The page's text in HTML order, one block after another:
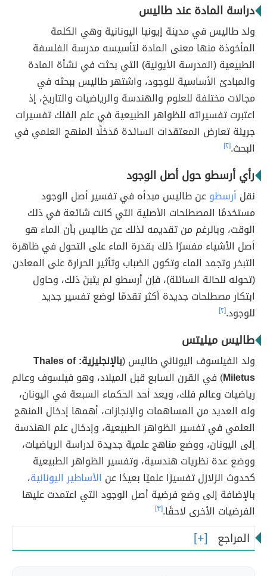
دراسة المادة عند طاليس
ولد طاليس في مدينة إيونيا اليونانية وهي الكلمة
المأخوذة منها معنى المادة لتأسيسه مدرسة الفلسفة
الطبيعية (المدرسة الأيونية) التي بحثت في نشأة المادة
والمبادئ الأساسية للوجود، واشتهر طاليس ببحثه في
مجالات مختلفة للعلوم والهندسة والرياضيات والتاريخ، إذ
اعتبرت تفسيراته للظواهر الطبيعية في علم الفلك تفسيرات
جريئة تعارض المعتقدات السائدة مُدخلًا المنهج العلمي في
البحث.[٢]
رأي أرسطو حول أصل الوجود
نقل أرسطوعن طاليس مبدأه في تفسير أصل الوجود
مستخدمًا المصطلحات الأصلية التي كانت شائعة في ذلك
الوقت، وبالرغم من تقديمه لذلك عن طاليس بأن الماء هو
أصل الأشياء مفسرًا ذلك بقدرة الماء على التحول في ظاهرة
التبخر وتجمد الماء وتكون الضباب وتأثير الحرارة على المعادن
(تحوله للحالة السائلة)، فإن أرسطو لم يتبنَ ذلك، وحاول
ابتكار مصطلحات جديدة أكثر تقدمًا لوضع تفسير جديد
للوجود.[٢]
طاليس ميليتس
ولد الفيلسوف اليوناني طاليس (
بالإنجليزية: Thales of
Miletus) في القرن السابع قبل الميلاد، وهو فيلسوف وعالم
رياضيات وعالم فلك، ويعد أحد الحكماء السبعة في اليونان،
وله العديد من المساهمات والإنجازات، أهمها إدخال المنهج
العلمي في تفسير الظواهر الطبيعية، وإدخال علم الهندسة
إلى اليونان، ووضع مناهج علمية جديدة لدراسة الرياضيات،
ووضع عدة نظريات هندسية، وتفسير الظواهر الطبيعية
كحدوث الزلازل تفسيرًا علميًا بعيدًا عن الأساطير اليونانية،
بالإضافة إلى وضع فرضية أصل الوجود التي اعتمدت عليها
الفرضيات الأخرى لاحقًا.[٣]
المراجع